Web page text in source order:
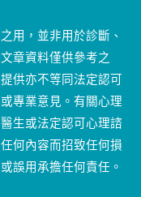
用，並非用於診斷、
章資料僅供參考之
供亦不等同法定認可
專業意見。有關心理
生或法定認可心理諮
何內容而招致任何損
誤用承擔任何責任。